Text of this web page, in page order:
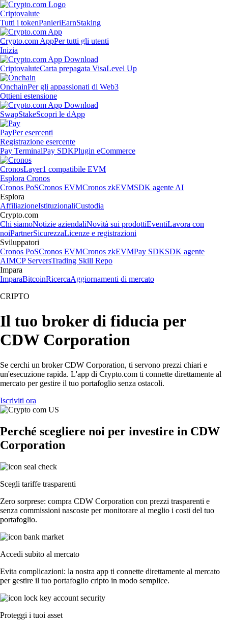
Criptovalute
Tutti i tokenPanieriEarnStaking
Crypto.com AppPer tutti gli utenti
Inizia
CriptovaluteCarta prepagata VisaLevel Up
OnchainPer gli appassionati di Web3
Ottieni estensione
SwapStakeScopri le dApp
PayPer esercenti
Registrazione esercente
Pay TerminalPay SDKPlugin eCommerce
CronosLayer1 compatibile EVM
Esplora Cronos
Cronos PoSCronos EVMCronos zkEVMSDK agente AI
Esplora
AffiliazioneIstituzionaliCustodia
Crypto.com
Chi siamoNotizie aziendaliNovità sui prodottiEventiLavora con
noiPartnerSicurezzaLicenze e registrazioni
Sviluppatori
Cronos PoSCronos EVMCronos zkEVMPay SDKSDK agente
AIMCP ServersTrading Skill Repo
Impara
ImparaBitcoinRicercaAggiornamenti di mercato
CRIPTO
Il tuo broker di fiducia per
CDW Corporation
Se cerchi un broker CDW Corporation, ti servono prezzi chiari e
un'esecuzione rapida. L'app di Crypto.com ti connette direttamente al
mercato per gestire il tuo portafoglio senza ostacoli.
Iscriviti ora
Perché scegliere noi per investire in CDW
Corporation
Scegli tariffe trasparenti
Zero sorprese: compra CDW Corporation con prezzi trasparenti e
senza commissioni nascoste per monitorare al meglio i costi del tuo
portafoglio.
Accedi subito al mercato
Evita complicazioni: la nostra app ti connette direttamente al mercato
per gestire il tuo portafoglio cripto in modo semplice.
Proteggi i tuoi asset